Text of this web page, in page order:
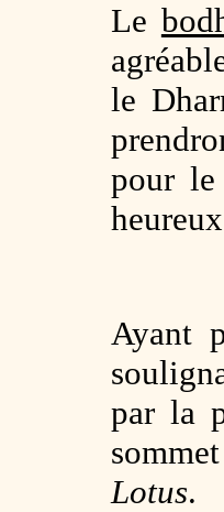
Le
le
pour
Ayant
par la
Lotus.